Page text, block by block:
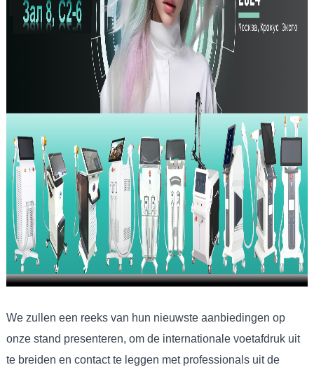
We zullen een reeks van hun nieuwste aanbiedingen op
onze stand presenteren, om de internationale voetafdruk uit
te breiden en contact te leggen met professionals uit de